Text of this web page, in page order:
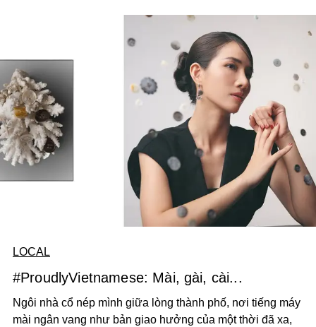
LOCAL
#ProudlyVietnamese: Mài, gài, cài...
Ngôi nhà cổ nép mình giữa lòng thành phố, nơi tiếng máy
mài ngân vang như bản giao hưởng của một thời đã xa,